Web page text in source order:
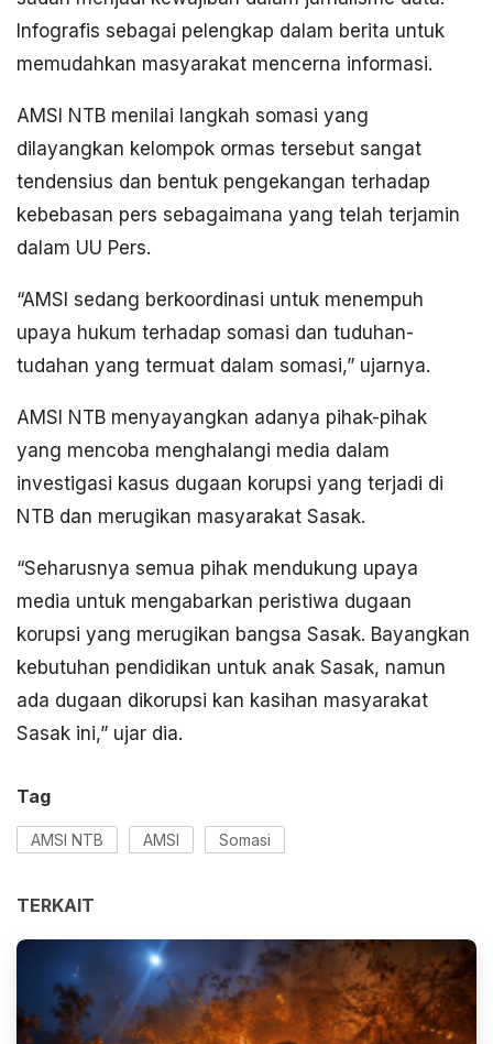
Infografis sebagai pelengkap dalam berita untuk
memudahkan masyarakat mencerna informasi.
AMSI NTB menilai langkah somasi yang
dilayangkan kelompok ormas tersebut sangat
tendensius dan bentuk pengekangan terhadap
kebebasan pers sebagaimana yang telah terjamin
dalam UU Pers.
“AMSI sedang berkoordinasi untuk menempuh
upaya hukum terhadap somasi dan tuduhan-
tudahan yang termuat dalam somasi,” ujarnya.
AMSI NTB menyayangkan adanya pihak-pihak
yang mencoba menghalangi media dalam
investigasi kasus dugaan korupsi yang terjadi di
NTB dan merugikan masyarakat Sasak.
“Seharusnya semua pihak mendukung upaya
media untuk mengabarkan peristiwa dugaan
korupsi yang merugikan bangsa Sasak. Bayangkan
kebutuhan pendidikan untuk anak Sasak, namun
ada dugaan dikorupsi kan kasihan masyarakat
Sasak ini,” ujar dia.
Tag
AMSI NTB AMSI Somasi
TERKAIT